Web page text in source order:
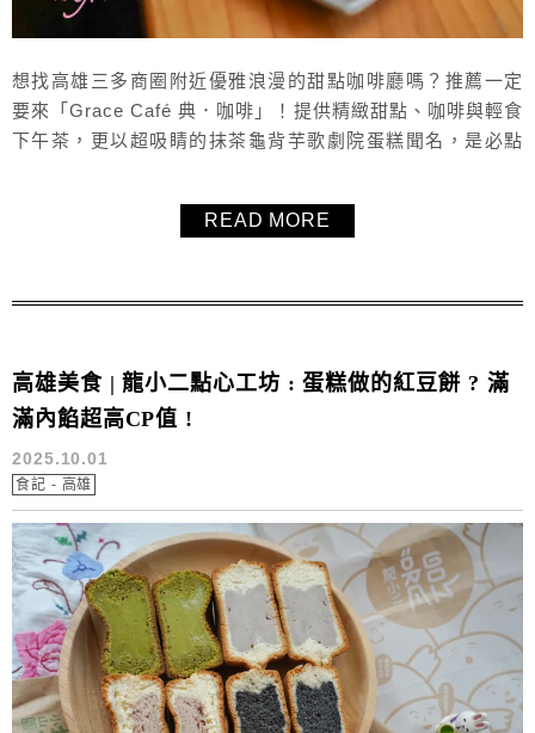
想找高雄三多商圈附近優雅浪漫的甜點咖啡廳嗎？推薦一定
要來「Grace Café 典．咖啡」！提供精緻甜點、咖啡與輕食
下午茶，更以超吸睛的抹茶龜背芋歌劇院蛋糕聞名，是必點
作，甜點與飲品則嚴選日本小山園抹茶粉，品質講究。用餐
環境寬敞舒適，裝潢風格優雅別緻，無論是姐妹淘聚會、朋
READ MORE
高雄美食 | 龍小二點心工坊 : 蛋糕做的紅豆餅 ? 滿
滿內餡超高CP值 !
2025.10.01
食記 - 高雄